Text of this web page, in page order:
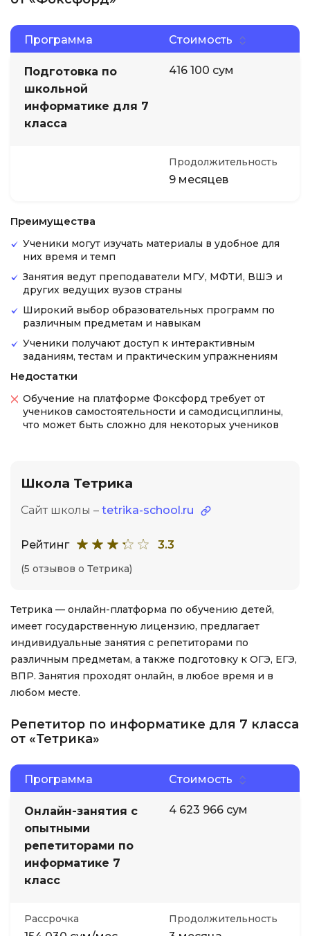
Программа Стоимость
Подготовка по
школьной
информатике для 7
класса
416 100 сум
Продолжительность
9 месяцев
Преимущества
Ученики могут изучать материалы в удобное для
них время и темп
Занятия ведут преподаватели МГУ, МФТИ, ВШЭ и
других ведущих вузов страны
Широкий выбор образовательных программ по
различным предметам и навыкам
Ученики получают доступ к интерактивным
заданиям, тестам и практическим упражнениям
Недостатки
Обучение на платформе Фоксфорд требует от
учеников самостоятельности и самодисциплины,
что может быть сложно для некоторых учеников
Школа Тетрика
Сайт школы – tetrika-school.ru
Рейтинг 3.3
(5 отзывов о Тетрика)
Тетрика — онлайн-платформа по обучению детей,
имеет государственную лицензию, предлагает
индивидуальные занятия с репетиторами по
различным предметам, а также подготовку к ОГЭ, ЕГЭ,
ВПР. Занятия проходят онлайн, в любое время и в
любом месте.
Репетитор по информатике для 7 класса
от «Тетрика»
Программа Стоимость
Онлайн-занятия с
опытными
репетиторами по
информатике 7
класс
4 623 966 сум
Рассрочка Продолжительность